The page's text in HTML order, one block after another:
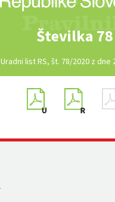
Številka 78
Uradni list RS, št. 78/2020 z dne